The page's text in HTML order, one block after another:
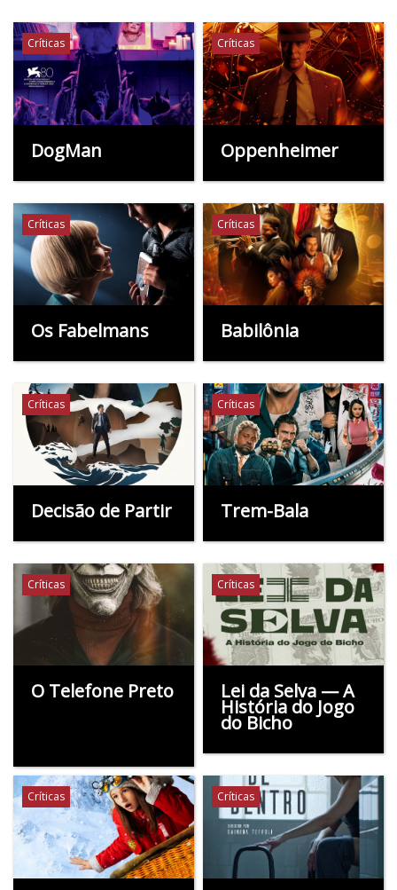
Críticas
DogMan
Críticas
Oppenheimer
Críticas
Os Fabelmans
Críticas
Babilônia
Críticas
Decisão de Partir
Críticas
Trem-Bala
Críticas
O Telefone Preto
Críticas
Lei da Selva — A
História do Jogo
do Bicho
Críticas Críticas